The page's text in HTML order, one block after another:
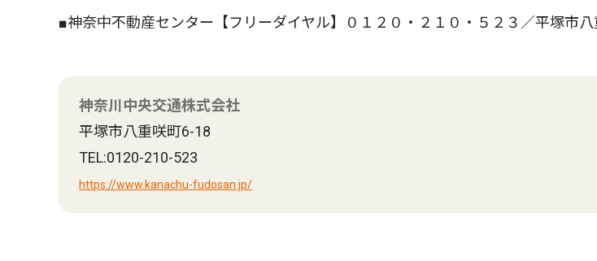
■神奈中不動産センター【フリーダイヤル】０１２０・２１０・５２３／平塚市
神奈川中央交通株式会社
平塚市八重咲町6-18
TEL:0120-210-523
https://www.kanachu-fudosan.jp/